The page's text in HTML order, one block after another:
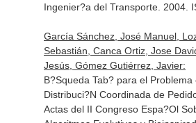
Ingenier?a del Transporte. 2004.
García Sánchez, José Manuel,
Sebastián, Canca Ortiz, Jose
Jesús, Gómez Gutiérrez, Javier:
B?Squeda Tab? para el
Distribuci?N Coordinada de
Actas del II Congreso Espa?Ol